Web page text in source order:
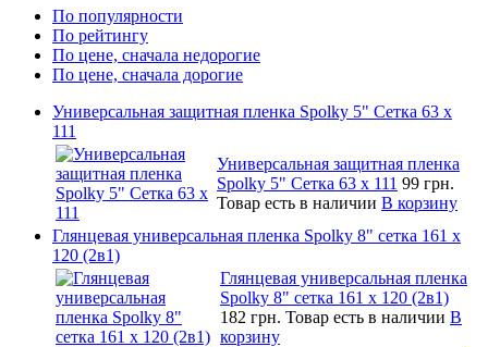
По популярности
По рейтингу
По цене, сначала недорогие
По цене, сначала дорогие
Универсальная защитная пленка Spolky 5" Сетка 63 x
111
Универсальная защитная пленка
Spolky 5" Сетка 63 x 111 99 грн.
Товар есть в наличии В корзину
Глянцевая универсальная пленка Spolky 8" сетка 161 х
120 (2в1)
Глянцевая универсальная пленка
Spolky 8" сетка 161 х 120 (2в1)
182 грн. Товар есть в наличии В
корзину